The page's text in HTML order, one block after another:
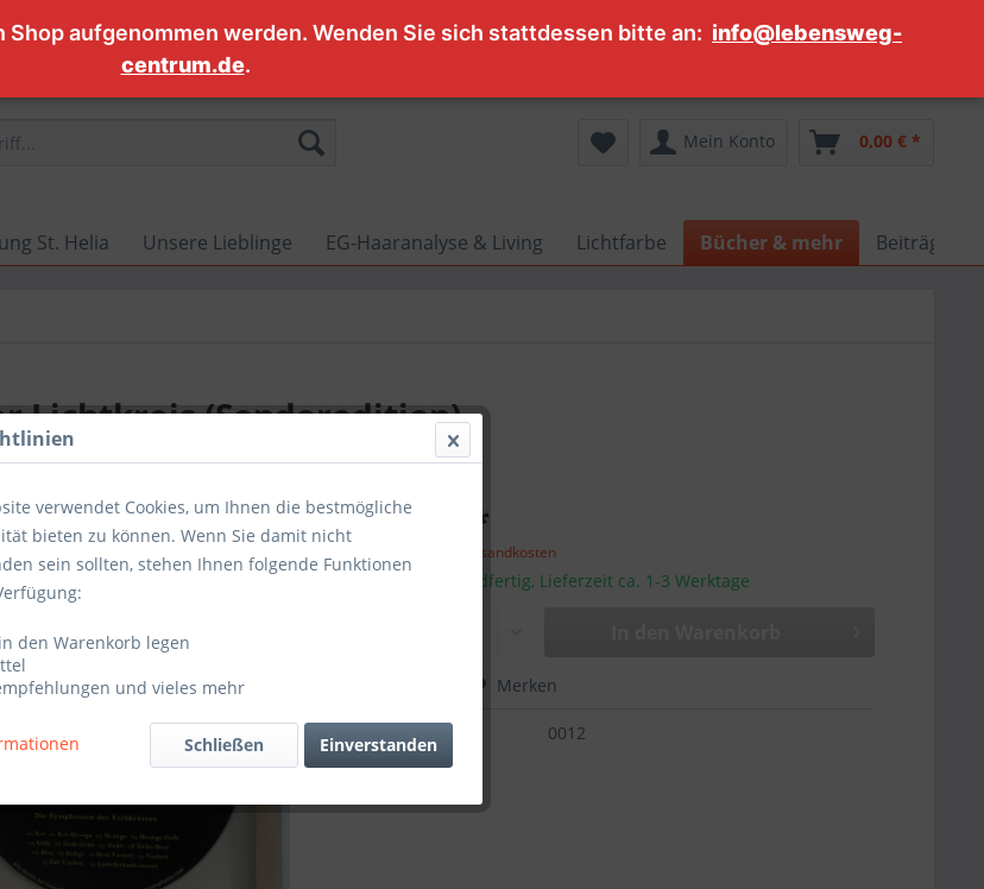
aufgenommen werden. Wenden Sie sich stattdessen bitte an: info@lebensweg-
centrum.de.
Mein Konto 0,00 € *
St. Helia Unsere Lieblinge EG-Haaranalyse & Living Lichtfarbe Bücher & mehr Beiträge
Lichtkreis (Sonderedition)
39,90 € *
zzgl. Versandkosten
Sofort versandfertig, Lieferzeit ca. 1-3 Werktage
Merken
Artikel-Nr.: 0012
verwendet Cookies, um Ihnen die bestmögliche
bieten zu können. Wenn Sie damit nicht
sein sollten, stehen Ihnen folgende Funktionen
den Warenkorb legen
und vieles mehr
Einverstanden
Schließen